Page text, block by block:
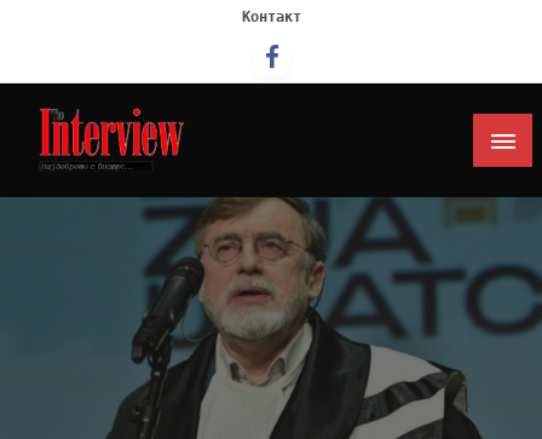
Контакт
Интервју